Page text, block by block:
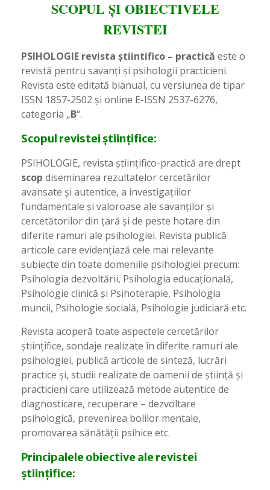
SCOPUL ȘI OBIECTIVELE
REVISTEI
PSIHOLOGIE revista știintifico – practică este o
revistă pentru savanți și psihologii practicieni.
Revista este editată bianual, cu versiunea de tipar
ISSN 1857-2502 și online E-ISSN 2537-6276,
categoria „B“.
Scopul revistei științifice:
PSIHOLOGIE, revista științifico-practică are drept
scop diseminarea rezultatelor cercetărilor
avansate și autentice, a investigațiilor
fundamentale și valoroase ale savanților și
cercetătorilor din țară și de peste hotare din
diferite ramuri ale psihologiei. Revista publică
articole care evidențiază cele mai relevante
subiecte din toate domeniile psihologiei precum:
Psihologia dezvoltării, Psihologia educațională,
Psihologie clinică și Psihoterapie, Psihologia
muncii, Psihologie socială, Psihologie judiciară etc.
Revista acoperă toate aspectele cercetărilor
științifice, sondaje realizate în diferite ramuri ale
psihologiei, publică articole de sinteză, lucrări
practice și, studii realizate de oamenii de știință și
practicieni care utilizează metode autentice de
diagnosticare, recuperare – dezvoltare
psihologică, prevenirea bolilor mentale,
promovarea sănătății psihice etc.
Principalele obiective ale revistei
științifice: